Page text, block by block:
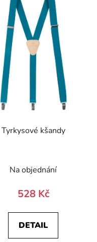
Tyrkysové kšandy
Na objednání
528 Kč
DETAIL